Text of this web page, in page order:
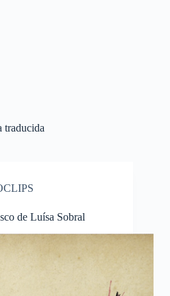
traducida
de Luísa Sobral